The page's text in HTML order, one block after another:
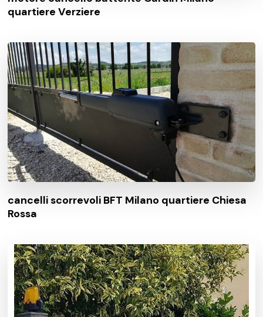
quartiere Verziere
cancelli scorrevoli BFT Milano quartiere Chiesa
Rossa